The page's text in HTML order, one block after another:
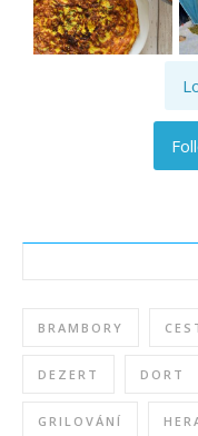
BRAMBORY
DEZERT DORT
GRILOVÁNÍ